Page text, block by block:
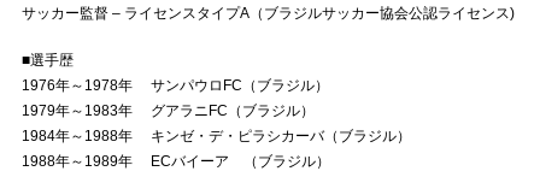
サッカー監督 – ライセンスタイプA（ブラジルサッカー協会公認ライセンス)
■選手歴
1976年～1978年 サンパウロFC（ブラジル）
1979年～1983年 グアラニFC（ブラジル）
1984年～1988年 キンゼ・デ・ピラシカーバ（ブラジル）
1988年～1989年 ECバイーア （ブラジル）